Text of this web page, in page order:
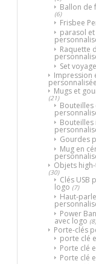
Ballon de
(6)
Frisbee
parasol
Raquette
Set
Impression
Mugs et
(21)
Bouteilles
Gourdes
Mug en
Objets
(30)
Clés USB
logo (7)
Haut-
Power
avec logo (8)
Porte-clés
porte clé
Porte clé
Porte clé